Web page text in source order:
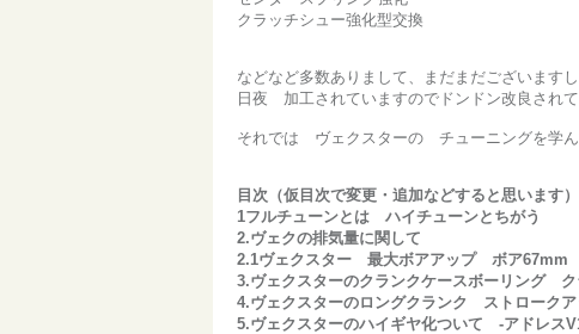
クラッチシュー強化型交換
などなど多数ありまして、まだまだございますし
日夜 加工されていますのでドンドン改良されて
それでは ヴェクスターの チューニングを学ん
目次（仮目次で変更・追加などすると思います）
1フルチューンとは ハイチューンとちがう
2.ヴェクの排気量に関して
2.1ヴェクスター 最大ボアアップ ボア
3.ヴェクスターのクランクケースボーリング
4.ヴェクスターのロングクランク ストロークア
5.ヴェクスターのハイギヤ化ついて -アドレス